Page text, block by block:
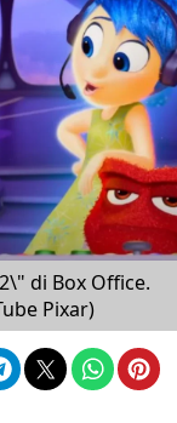
di Box Office.
Pixar)